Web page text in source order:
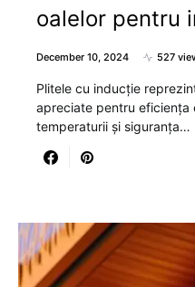
oalelor pentru
December 10, 2024 527
Plitele cu inducție
apreciate pentru eficiența
temperaturii și siguranța…